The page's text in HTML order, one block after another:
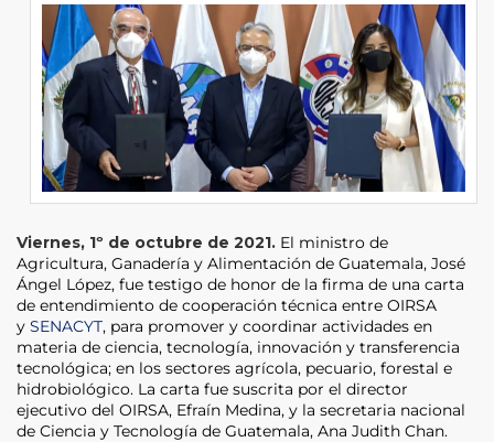
Viernes, 1º de octubre de 2021. El ministro de
Agricultura, Ganadería y Alimentación de Guatemala, José
Ángel López, fue testigo de honor de la firma de una carta
de entendimiento de cooperación técnica entre OIRSA
y SENACYT, para promover y coordinar actividades en
materia de ciencia, tecnología, innovación y transferencia
tecnológica; en los sectores agrícola, pecuario, forestal e
hidrobiológico. La carta fue suscrita por el director
ejecutivo del OIRSA, Efraín Medina, y la secretaria nacional
de Ciencia y Tecnología de Guatemala, Ana Judith Chan.